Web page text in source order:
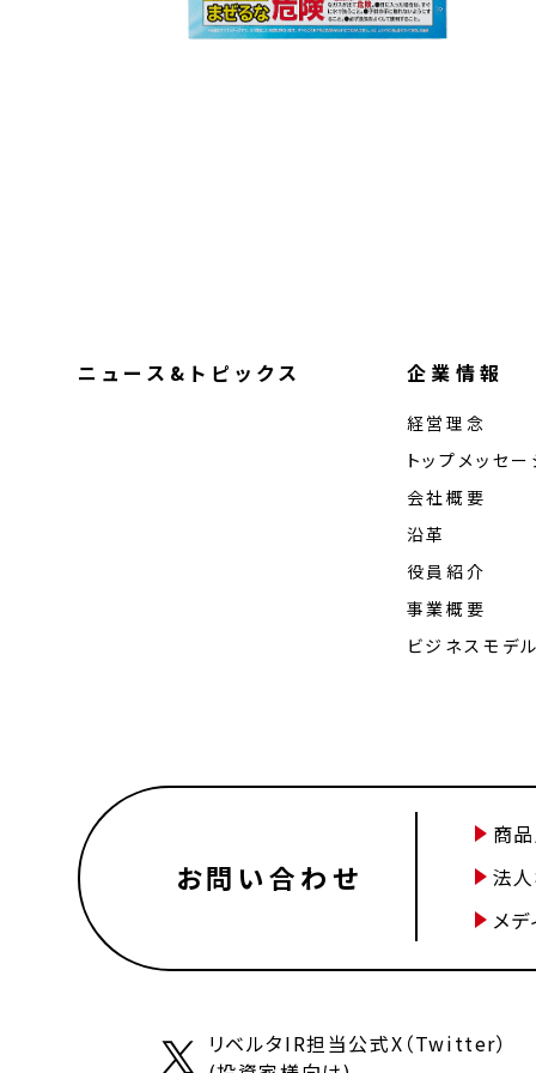
ニュース&トピックス 企業情報
経営理念
トップメッセ
会社概要
沿革
役員紹介
事業概要
ビジネスモデ
お問い合わせ
商
法
メ
リベルタIR担当公式X（Twitter）